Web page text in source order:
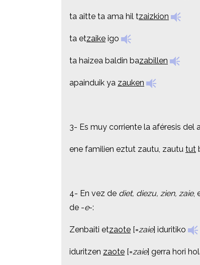
ta aitte ta ama hil tzaizkion
ta etzaike igo
ta haizea baldin bazabillen
apainduik ya zauken
3- Es muy corriente la aféresis del
ene familien eztut zautu, zautu tut
4- En vez de diet, diezu, zien, zaie,
de -e-:
Zenbaiti etzaote [=zaie] iduritiko
iduritzen zaote [=zaie] gerra hori
ta aitte ta ama hil tzaizkion
ta etzaike igo
ta haizea baldin bazabillen
apainduik ya zauken
3- Es muy corriente la aféresis del
ene familien eztut zautu, zautu tut
4- En vez de diet, diezu, zien, zaie,
de -e-:
Zenbaiti etzaote [=zaie] iduritiko
iduritzen zaote [=zaie] gerra hori